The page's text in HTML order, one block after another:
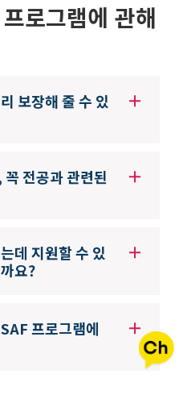
로그램에 관해
보장해 줄 수 있
전공과 관련된
데 지원할 수 있
요?
프로그램에